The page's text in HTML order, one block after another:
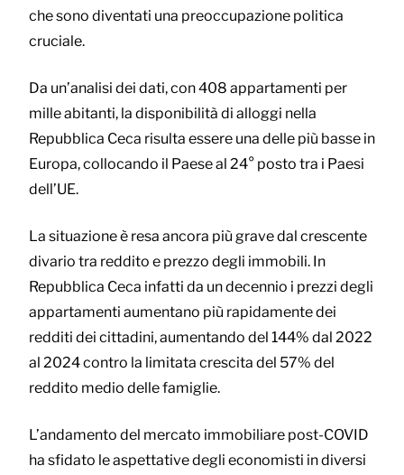
che sono diventati una preoccupazione politica
cruciale.
Da un’analisi dei dati, con 408 appartamenti per
mille abitanti, la disponibilità di alloggi nella
Repubblica Ceca risulta essere una delle più basse in
Europa, collocando il Paese al 24° posto tra i Paesi
dell’UE.
La situazione è resa ancora più grave dal crescente
divario tra reddito e prezzo degli immobili. In
Repubblica Ceca infatti da un decennio i prezzi degli
appartamenti aumentano più rapidamente dei
redditi dei cittadini, aumentando del 144% dal 2022
al 2024 contro la limitata crescita del 57% del
reddito medio delle famiglie.
L’andamento del mercato immobiliare post-COVID
ha sfidato le aspettative degli economisti in diversi